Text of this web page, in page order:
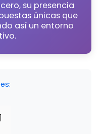
su presencia
únicas que
así un entorno